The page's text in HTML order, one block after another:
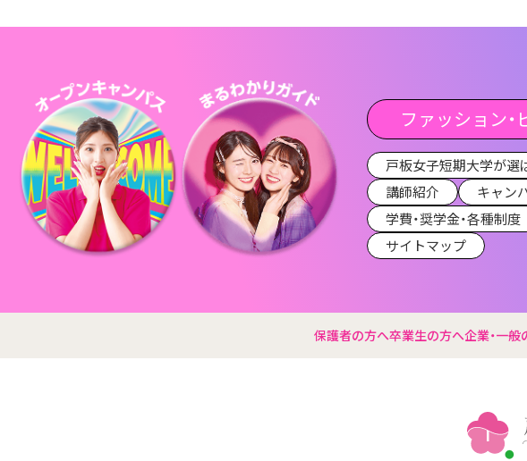
ファッション
戸板女子短期大学が選
講師紹介
キャン
学費・奨学金・各種制度
サイトマップ
保護者の方へ卒業生の方へ企業・一般